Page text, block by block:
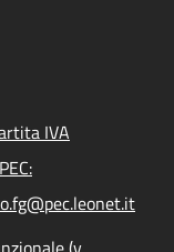
IVA